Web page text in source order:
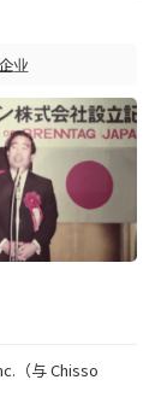
业
（与 Chisso